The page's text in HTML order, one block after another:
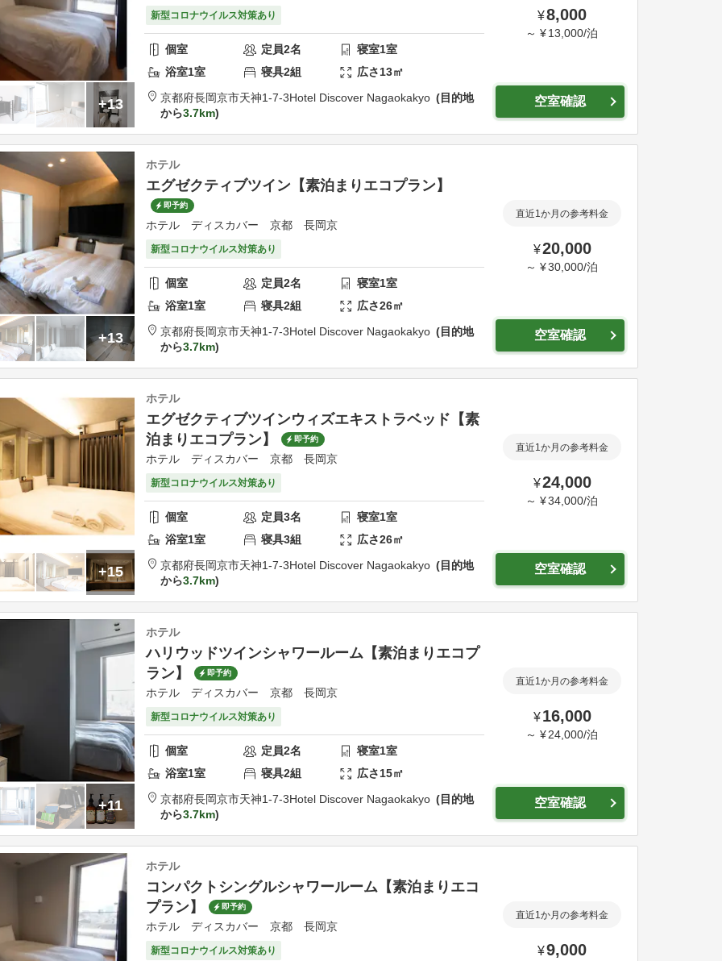
+13
新型コロナウイルス対策あり
個室 定員2名 寝室1室
浴室1室 寝具2組 広さ13㎡
京都府長岡京市天神1-7-3Hotel Discover Nagaokakyo
目的地
から3.7km
¥8,000
～ ¥ 13,000/泊
空室確認
+13
ホテル
エグゼクティブツイン【素泊まりエコプラン】
即予約
ホテル ディスカバー 京都 長岡京
新型コロナウイルス対策あり
個室 定員2名 寝室1室
浴室1室 寝具2組 広さ26㎡
京都府長岡京市天神1-7-3Hotel Discover Nagaokakyo
目的地
から3.7km
直近1か月の参考料金
¥20,000
～ ¥30,000/泊
空室確認
+15
ホテル
エグゼクティブツインウィズエキストラベッド【素
泊まりエコプラン】
即予約
ホテル ディスカバー 京都 長岡京
新型コロナウイルス対策あり
個室 定員3名 寝室1室
浴室1室 寝具3組 広さ26㎡
京都府長岡京市天神1-7-3Hotel Discover Nagaokakyo
目的地
から3.7km
直近1か月の参考料金
¥24,000
～ ¥34,000/泊
空室確認
+11
ホテル
ハリウッドツインシャワールーム【素泊まりエコプ
ラン】
即予約
ホテル ディスカバー 京都 長岡京
新型コロナウイルス対策あり
個室 定員2名 寝室1室
浴室1室 寝具2組 広さ15㎡
京都府長岡京市天神1-7-3Hotel Discover Nagaokakyo
目的地
から3.7km
直近1か月の参考料金
¥ 16,000
～ ¥ 24,000/泊
空室確認
ホテル
コンパクトシングルシャワールーム【素泊まりエコ
プラン】
即予約
ホテル ディスカバー 京都 長岡京
新型コロナウイルス対策あり
直近1か月の参考料金
¥9,000